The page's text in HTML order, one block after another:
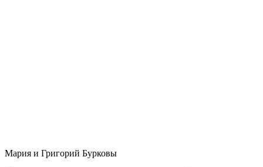
Мария и Григорий Бурковы